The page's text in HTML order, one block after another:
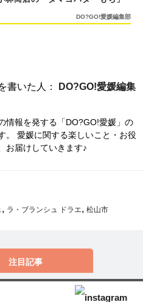
DO?GO!愛媛編集部
書いた人：
DO?GO!愛媛編集
情報を発する「DO?GO!愛媛」の
。 愛媛に関する楽しいこと・お役
お届けしていきます♪
, ラ・ブランシュ ドラエ, 松山市
注目記事